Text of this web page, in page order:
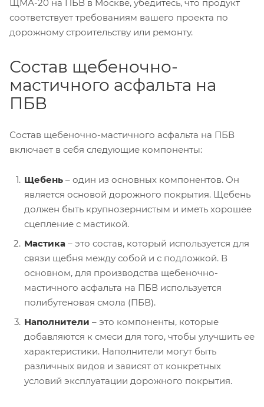
ЩМА-20 на ПБВ в Москве, убедитесь, что продукт
соответствует требованиям вашего проекта по
дорожному строительству или ремонту.
Состав щебеночно-
мастичного асфальта на
ПБВ
Состав щебеночно-мастичного асфальта на ПБВ
включает в себя следующие компоненты:
Щебень – один из основных компонентов. Он
является основой дорожного покрытия. Щебень
должен быть крупнозернистым и иметь хорошее
сцепление с мастикой.
Мастика – это состав, который используется для
связи щебня между собой и с подложкой. В
основном, для производства щебеночно-
мастичного асфальта на ПБВ используется
полибутеновая смола (ПБВ).
Наполнители – это компоненты, которые
добавляются к смеси для того, чтобы улучшить ее
характеристики. Наполнители могут быть
различных видов и зависят от конкретных
условий эксплуатации дорожного покрытия.